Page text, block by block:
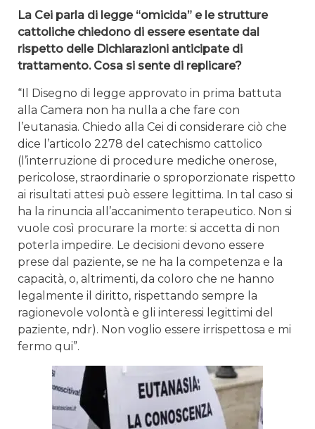
La Cei parla di legge “omicida” e le strutture
cattoliche chiedono di essere esentate dal
rispetto delle Dichiarazioni anticipate di
trattamento. Cosa si sente di replicare?
“Il Disegno di legge approvato in prima battuta
alla Camera non ha nulla a che fare con
l’eutanasia. Chiedo alla Cei di considerare ciò che
dice l’articolo 2278 del catechismo cattolico
(l’interruzione di procedure mediche onerose,
pericolose, straordinarie o sproporzionate rispetto
ai risultati attesi può essere legittima. In tal caso si
ha la rinuncia all’accanimento terapeutico. Non si
vuole così procurare la morte: si accetta di non
poterla impedire. Le decisioni devono essere
prese dal paziente, se ne ha la competenza e la
capacità, o, altrimenti, da coloro che ne hanno
legalmente il diritto, rispettando sempre la
ragionevole volontà e gli interessi legittimi del
paziente, ndr). Non voglio essere irrispettosa e mi
fermo qui”.